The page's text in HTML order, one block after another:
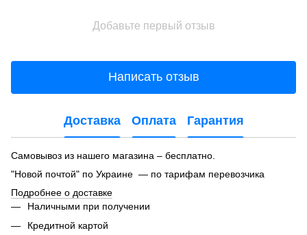
Добавьте первый отзыв
Написать отзыв
Доставка Оплата Гарантия
Самовывоз из нашего магазина – бесплатно.
"Новой почтой" по Украине — по тарифам перевозчика
Подробнее о доставке
Наличными при получении
Кредитной картой